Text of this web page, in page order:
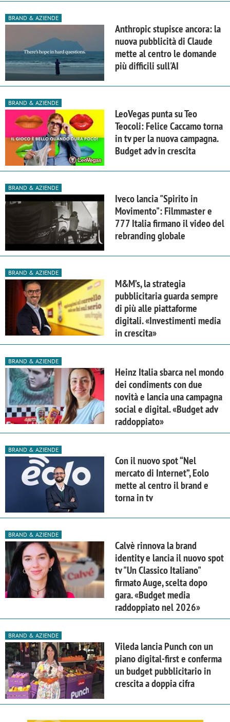
BRAND & AZIENDE
Anthropic stupisce ancora: la
nuova pubblicità di Claude
mette al centro le domande
più difficili sull'AI
BRAND & AZIENDE
LeoVegas punta su Teo
Teocoli: Felice Caccamo torna
in tv per la nuova campagna.
Budget adv in crescita
BRAND & AZIENDE
Iveco lancia "Spirito in
Movimento": Filmmaster e
777 Italia firmano il video del
rebranding globale
BRAND & AZIENDE
M&M’s, la strategia
pubblicitaria guarda sempre
di più alle piattaforme
digitali. «Investimenti media
in crescita»
BRAND & AZIENDE
Heinz Italia sbarca nel mondo
dei condiments con due
novità e lancia una campagna
social e digital. «Budget adv
raddoppiato»
BRAND & AZIENDE
Con il nuovo spot “Nel
mercato di Internet”, Eolo
mette al centro il brand e
torna in tv
BRAND & AZIENDE
Calvè rinnova la brand
identity e lancia il nuovo spot
tv "Un Classico Italiano"
firmato Auge, scelta dopo
gara. «Budget media
raddoppiato nel 2026»
BRAND & AZIENDE
Vileda lancia Punch con un
piano digital-first e conferma
un budget pubblicitario in
crescita a doppia cifra